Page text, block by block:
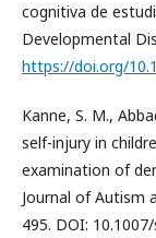
cognitiva de
Developmental
https://doi.org/
Kanne, S. M.,
self-injury in
examination of
Journal of Autism
495. DOI: